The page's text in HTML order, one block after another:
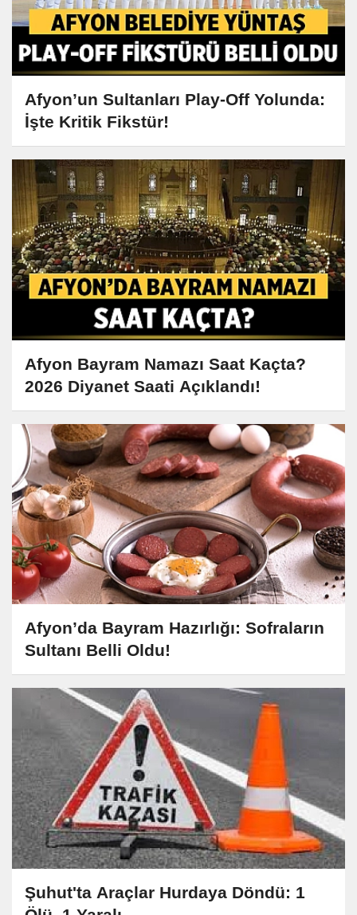
Afyon’un Sultanları Play-Off Yolunda:
İşte Kritik Fikstür!
Afyon Bayram Namazı Saat Kaçta?
2026 Diyanet Saati Açıklandı!
Afyon’da Bayram Hazırlığı: Sofraların
Sultanı Belli Oldu!
Şuhut'ta Araçlar Hurdaya Döndü: 1